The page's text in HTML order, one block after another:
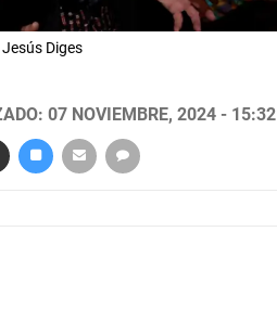
Diges
07 NOVIEMBRE, 2024 - 15:32